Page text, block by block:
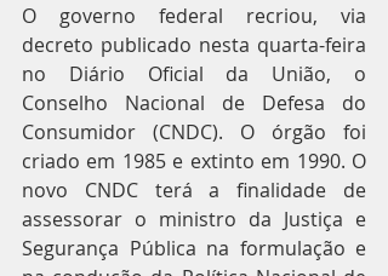
O governo federal recriou, via
decreto publicado nesta quarta-feira
no Diário Oficial da União, o
Conselho Nacional de Defesa do
Consumidor (CNDC). O órgão foi
criado em 1985 e extinto em 1990. O
novo CNDC terá a finalidade de
assessorar o ministro da Justiça e
Segurança Pública na formulação e